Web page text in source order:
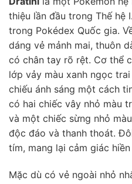
thiệu lần đầu trong Thế hệ
trong Pokédex Quốc gia.
dáng vẻ mảnh mai, thuôn
có chân tay rõ rệt. Cơ thể
lớp vảy màu xanh ngọc
chiếu ánh sáng một cách
có hai chiếc vây nhỏ màu
và một chiếc sừng nhỏ
độc đáo và thanh thoát.
tím, mang lại cảm giác
Mặc dù có vẻ ngoài nhỏ